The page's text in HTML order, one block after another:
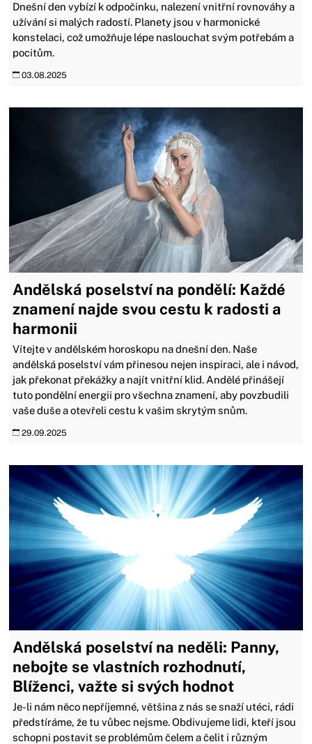
Dnešní den vybízí k odpočinku, nalezení vnitřní rovnováhy a
užívání si malých radostí. Planety jsou v harmonické
konstelaci, což umožňuje lépe naslouchat svým potřebám a
pocitům.
03.08.2025
Andělská poselství na pondělí: Každé
znamení najde svou cestu k radosti a
harmonii
Vítejte v andělském horoskopu na dnešní den. Naše
andělská poselství vám přinesou nejen inspiraci, ale i návod,
jak překonat překážky a najít vnitřní klid. Andělé přinášejí
tuto pondělní energii pro všechna znamení, aby povzbudili
vaše duše a otevřeli cestu k vašim skrytým snům.
29.09.2025
Andělská poselství na neděli: Panny,
nebojte se vlastních rozhodnutí,
Blíženci, važte si svých hodnot
Je-li nám něco nepříjemné, většina z nás se snaží utéci, rádi
předstíráme, že tu vůbec nejsme. Obdivujeme lidi, kteří jsou
schopni postavit se problémům čelem a čelit i různým